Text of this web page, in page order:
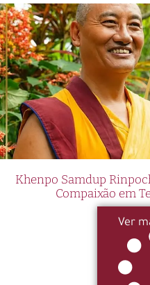
Khenpo Samdup
Compaixão em
Ver